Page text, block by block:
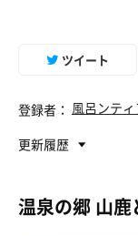
ツイート
登録者： 風呂ンテ
更新履歴
温泉の郷 山